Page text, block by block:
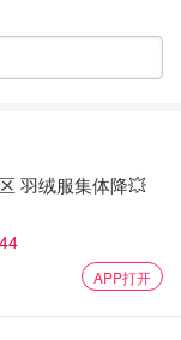
羽绒服集体降💥
APP打开